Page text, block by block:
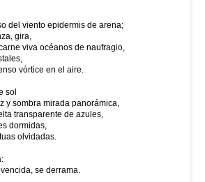
del viento epidermis de arena;
gira,
viva océanos de naufragio,
vórtice en el aire.
sol
y sombra mirada panorámica,
transparente de azules,
dormidas,
olvidadas.
se derrama.